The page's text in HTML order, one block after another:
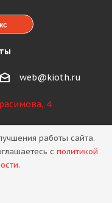
работы сайта.
с политикой
.
web@kioth.ru
4